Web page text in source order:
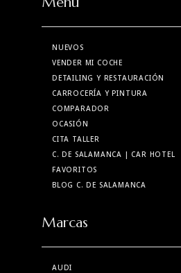
NUEVOS
VENDER MI COCHE
DETAILING Y RESTAURACIÓN
CARROCERÍA Y PINTURA
COMPARADOR
OCASIÓN
CITA TALLER
C. DE SALAMANCA | CAR HOTEL
FAVORITOS
BLOG C. DE SALAMANCA
Marcas
AUDI